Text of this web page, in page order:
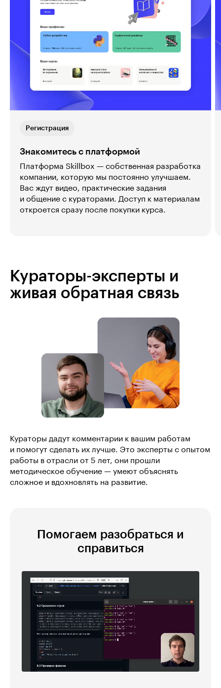
Регистрация
Знакомитесь с платформой
Платформа Skillbox — собственная разработка
компании, которую мы постоянно улучшаем.
Вас ждут видео, практические задания
и общение с кураторами. Доступ к материалам
откроется сразу после покупки курса.
Кураторы-эксперты и
живая обратная связь
Кураторы дадут комментарии к вашим работам
и помогут сделать их лучше. Это эксперты с опытом
работы в отрасли от 5 лет, они прошли
методическое обучение — умеют объяснять
сложное и вдохновлять на развитие.
Помогаем разобраться и
справиться